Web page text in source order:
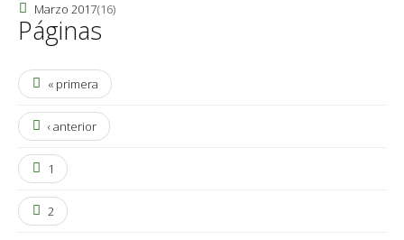
Marzo 2017(16)
Páginas
« primera
‹ anterior
1
2